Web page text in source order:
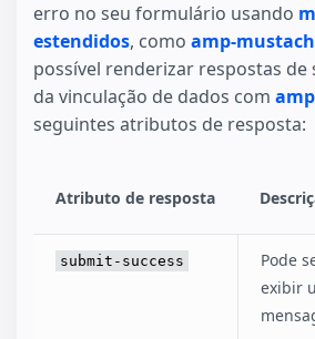
erro no seu formulário usando
estendidos, como amp-
possível renderizar respostas de
da vinculação de dados com
seguintes atributos de resposta:
Atributo de resposta
submit-success
Pode
exibir